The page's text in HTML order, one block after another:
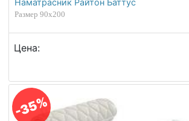
Размер 90х200
Цена:
-35%